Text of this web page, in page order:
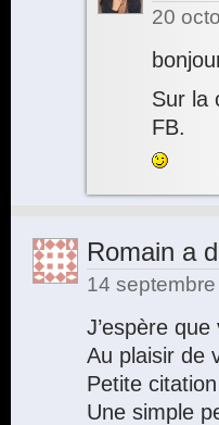
20
Sur la
FB.
Romain a
14
J’espère
Au plaisir de
Petite
Une simple